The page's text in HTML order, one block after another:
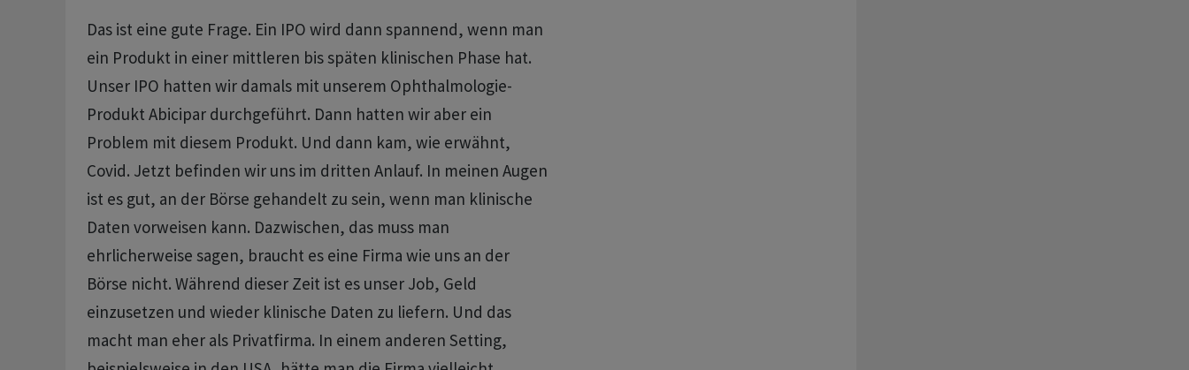
Das ist eine gute Frage. Ein IPO wird dann spannend, wenn man
ein Produkt in einer mittleren bis späten klinischen Phase hat.
Unser IPO hatten wir damals mit unserem Ophthalmologie-
Produkt Abicipar durchgeführt. Dann hatten wir aber ein
Problem mit diesem Produkt. Und dann kam, wie erwähnt,
Covid. Jetzt befinden wir uns im dritten Anlauf. In meinen Augen
ist es gut, an der Börse gehandelt zu sein, wenn man klinische
Daten vorweisen kann. Dazwischen, das muss man
ehrlicherweise sagen, braucht es eine Firma wie uns an der
Börse nicht. Während dieser Zeit ist es unser Job, Geld
einzusetzen und wieder klinische Daten zu liefern. Und das
macht man eher als Privatfirma. In einem anderen Setting,